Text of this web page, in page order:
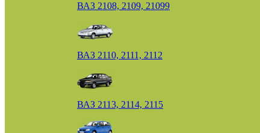
ВАЗ 2108, 2109, 21099
ВАЗ 2110, 2111, 2112
ВАЗ 2113, 2114, 2115